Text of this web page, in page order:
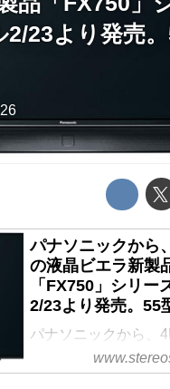
2/23より発売
パナソニックから
の液晶ビエラ新製
「FX750」シリー
2/23より発売。55
パナソニックから、
液晶ビエラ新製品「
ーズ、3モデル2/23